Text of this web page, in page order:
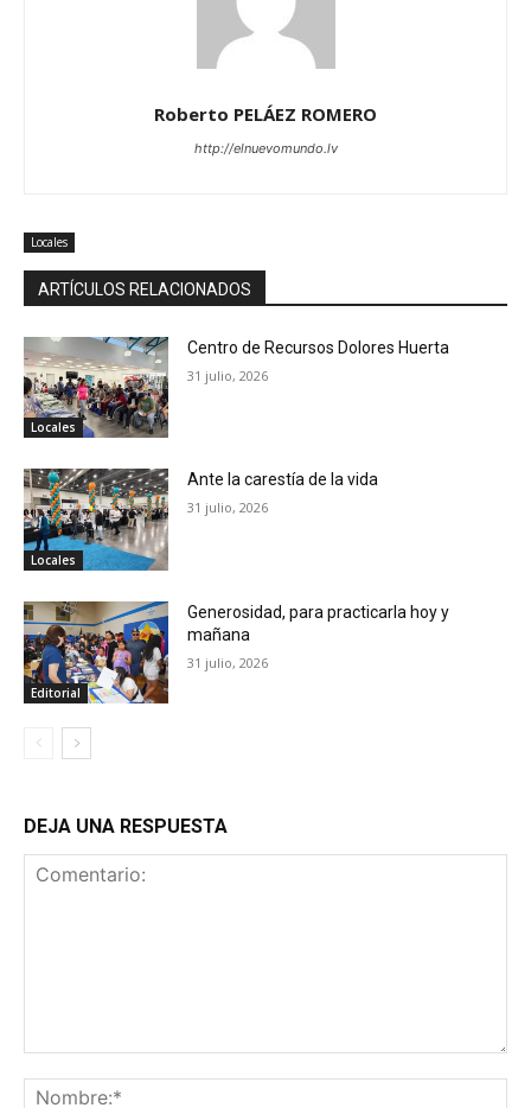
Roberto PELÁEZ ROMERO
http://elnuevomundo.lv
Locales
ARTÍCULOS RELACIONADOS
Locales
Centro de Recursos Dolores Huerta
31 julio, 2026
Locales
Ante la carestía de la vida
31 julio, 2026
Editorial
Generosidad, para practicarla hoy y
mañana
31 julio, 2026
DEJA UNA RESPUESTA